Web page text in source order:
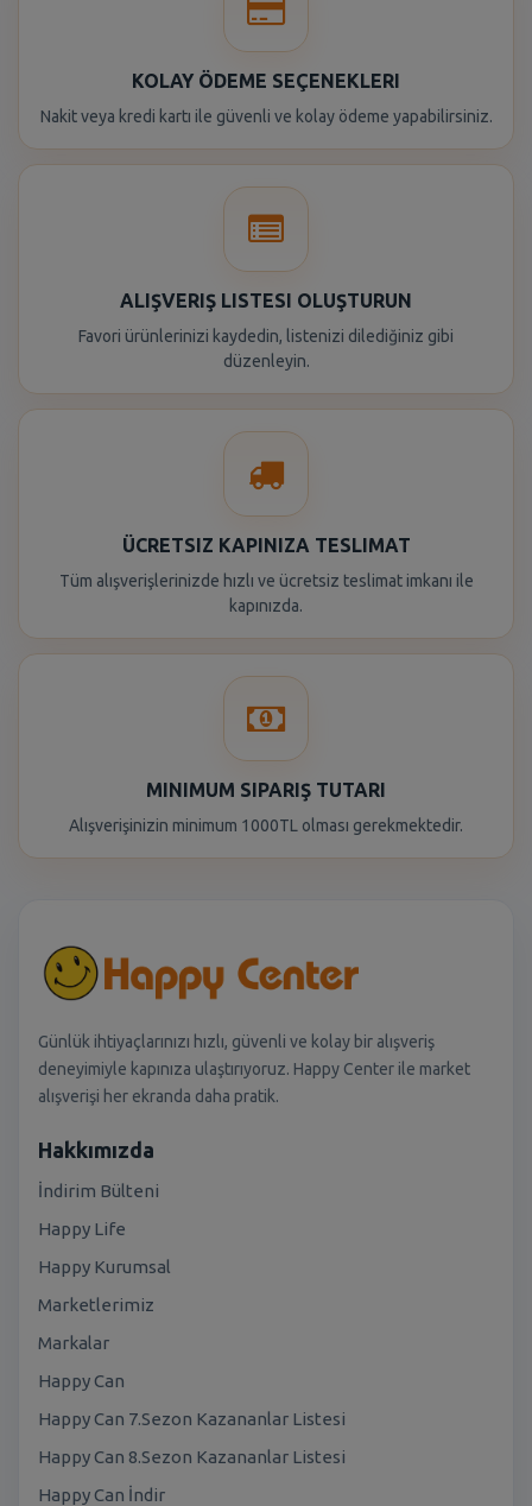
KOLAY ÖDEME SEÇENEKLERI
Nakit veya kredi kartı ile güvenli ve kolay ödeme yapabilirsiniz.
ALIŞVERIŞ LISTESI OLUŞTURUN
Favori ürünlerinizi kaydedin, listenizi dilediğiniz gibi
düzenleyin.
ÜCRETSIZ KAPINIZA TESLIMAT
Tüm alışverişlerinizde hızlı ve ücretsiz teslimat imkanı ile
kapınızda.
MINIMUM SIPARIŞ TUTARI
Alışverişinizin minimum 1000TL olması gerekmektedir.
Günlük ihtiyaçlarınızı hızlı, güvenli ve kolay bir alışveriş
deneyimiyle kapınıza ulaştırıyoruz. Happy Center ile market
alışverişi her ekranda daha pratik.
Hakkımızda
İndirim Bülteni
Happy Life
Happy Kurumsal
Marketlerimiz
Markalar
Happy Can
Happy Can 7.Sezon Kazananlar Listesi
Happy Can 8.Sezon Kazananlar Listesi
Happy Can İndir